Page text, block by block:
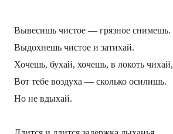
Вывесишь чистое — грязное снимешь.
Выдохнешь чистое и затихай.
Хочешь, бухай, хочешь, в локоть чихай,
Вот тебе воздуха — сколько осилишь.
Но не вдыхай.